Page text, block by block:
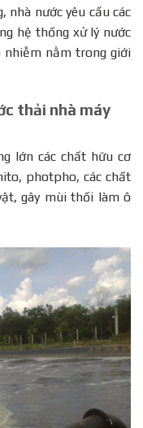
nhà nước yêu cầu các
hệ thống xử lý nước
nằm trong giới
thải nhà máy
lớn các chất hữu cơ
photpho, các chất
gây mùi thối làm ô